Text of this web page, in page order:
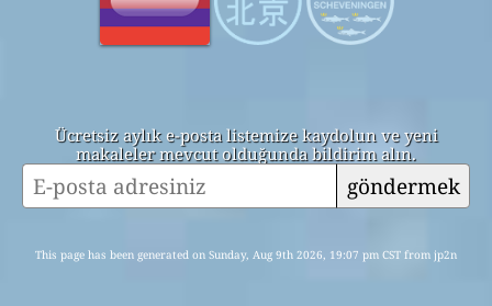
Ücretsiz aylık e-posta listemize kaydolun ve yeni
makaleler mevcut olduğunda bildirim alın.
göndermek
This page has been generated on Sunday, Aug 9th 2026, 19:07 pm CST from jp2n